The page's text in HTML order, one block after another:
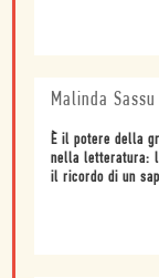
Malinda Sassu
È il potere della
nella letteratura:
il ricordo di un